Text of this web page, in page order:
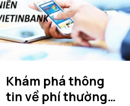
Khám phá thông
tin về phí thường